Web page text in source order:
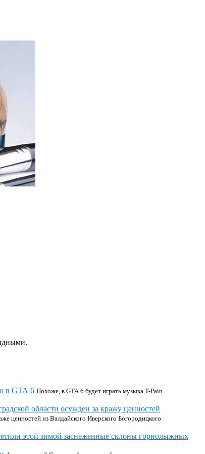
в GTA 6 Похоже, в GTA 6 будет играть музыка T-Pain.
области осужден за кражу ценностей
ценностей из Валдайского Иверского Богородицкого
этой зимой заснеженные склоны горнолыжных